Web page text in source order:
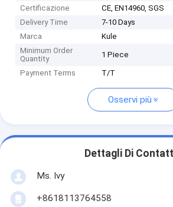
Certificazione
CE, EN14960, SGS
Delivery Time
7-10 Days
Marca
Kule
Minimum Order
Quantity
1 Piece
Payment Terms T/T
Osservi più
Dettagli Di
Ms. Ivy
+8618113764558